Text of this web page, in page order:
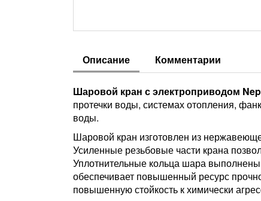
Описание Комментарии
Шаровой кран с электроприводом
протечки воды, системах отопления,
воды.
Шаровой кран изготовлен из
Усиленные резьбовые части крана
Уплотнительные кольца шара
обеспечивает повышенный ресурс
повышенную стойкость к химически